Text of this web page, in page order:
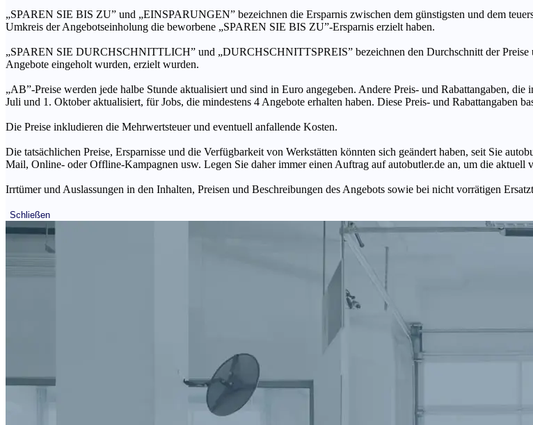
„SPAREN SIE BIS ZU” und „EINSPARUNGEN” bezeichnen die Ersparnis zwischen dem günstigsten und dem
Umkreis der Angebotseinholung die beworbene „SPAREN SIE BIS ZU”-Ersparnis erzielt haben.
„SPAREN SIE DURCHSCHNITTLICH” und „DURCHSCHNITTSPREIS” bezeichnen den Durchschnitt der Preise
Angebote eingeholt wurden, erzielt wurden.
„AB”-Preise werden jede halbe Stunde aktualisiert und sind in Euro angegeben. Andere Preis- und Rabattangaben,
Juli und 1. Oktober aktualisiert, für Jobs, die mindestens 4 Angebote erhalten haben. Diese Preis- und Rabattangaben
Die Preise inkludieren die Mehrwertsteuer und eventuell anfallende Kosten.
Die tatsächlichen Preise, Ersparnisse und die Verfügbarkeit von Werkstätten könnten sich geändert haben, seit Sie
Mail, Online- oder Offline-Kampagnen usw. Legen Sie daher immer einen Auftrag auf autobutler.de an, um die aktuell
Irrtümer und Auslassungen in den Inhalten, Preisen und Beschreibungen des Angebots sowie bei nicht vorrätigen
Schließen